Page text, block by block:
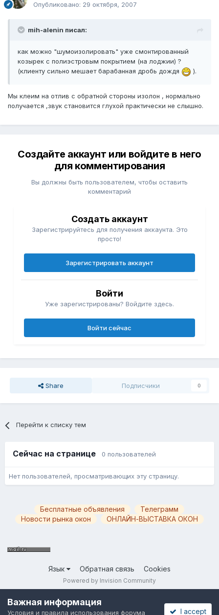
Опубликовано: 29 октября, 2007
mih-alenin писал:
как можно "шумоизолировать" уже смонтированный
козырек с полиэстровым покрытием (на лоджии) ?
(клиенту сильно мешает барабанная дробь дождя
).
Мы клеим на отлив с обратной стороны изолон , нормально
получается ,звук становится глухой практически не слышно.
Создайте аккаунт или войдите в него
для комментирования
Вы должны быть пользователем, чтобы оставить
комментарий
Создать аккаунт
Зарегистрируйтесь для получения аккаунта. Это
просто!
Зарегистрировать аккаунт
Войти
Уже зарегистрированы? Войдите здесь.
Войти сейчас
Share Подписчики 0
Перейти к списку тем
Сейчас на странице 0 пользователей
Нет пользователей, просматривающих эту страницу.
Бесплатные объявления
Телеграмм
Новости рынка окон
ОНЛАЙН-ВЫСТАВКА ОКОН
Язык Обратная связь Cookies
Powered by Invision Community
Важная информация
Условия и правила использования форума I accept